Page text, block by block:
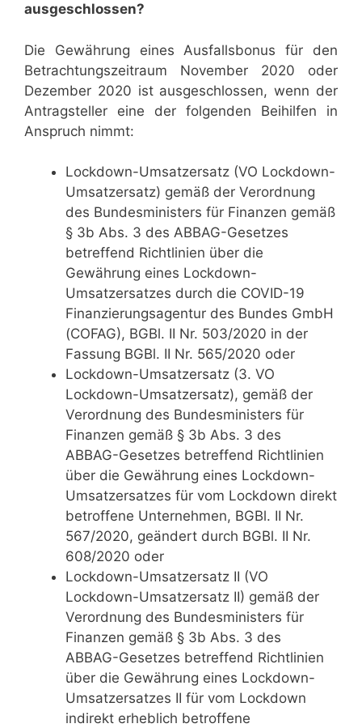
ausgeschlossen?
Die Gewährung eines Ausfallsbonus für den
Betrachtungszeitraum November 2020 oder
Dezember 2020 ist ausgeschlossen, wenn der
Antragsteller eine der folgenden Beihilfen in
Anspruch nimmt:
Lockdown-Umsatzersatz (VO Lockdown-
Umsatzersatz) gemäß der Verordnung
des Bundesministers für Finanzen gemäß
§ 3b Abs. 3 des ABBAG-Gesetzes
betreffend Richtlinien über die
Gewährung eines Lockdown-
Umsatzersatzes durch die COVID-19
Finanzierungsagentur des Bundes GmbH
(COFAG), BGBl. II Nr. 503/2020 in der
Fassung BGBl. II Nr. 565/2020 oder
Lockdown-Umsatzersatz (3. VO
Lockdown-Umsatzersatz), gemäß der
Verordnung des Bundesministers für
Finanzen gemäß § 3b Abs. 3 des
ABBAG-Gesetzes betreffend Richtlinien
über die Gewährung eines Lockdown-
Umsatzersatzes für vom Lockdown direkt
betroffene Unternehmen, BGBl. II Nr.
567/2020, geändert durch BGBl. II Nr.
608/2020 oder
Lockdown-Umsatzersatz II (VO
Lockdown-Umsatzersatz II) gemäß der
Verordnung des Bundesministers für
Finanzen gemäß § 3b Abs. 3 des
ABBAG-Gesetzes betreffend Richtlinien
über die Gewährung eines Lockdown-
Umsatzersatzes II für vom Lockdown
indirekt erheblich betroffene